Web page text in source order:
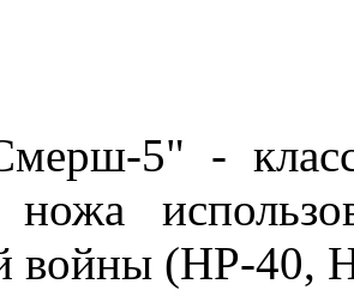
5" -
ножа
войны (НР-40,